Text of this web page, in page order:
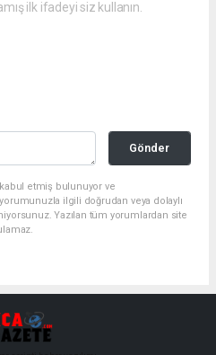
ilk ifadeyi siz kullanın.
Gönder
kabul etmiş bulunuyor ve
ilgili doğrudan veya dolaylı
Yazılan tüm yorumlardan site